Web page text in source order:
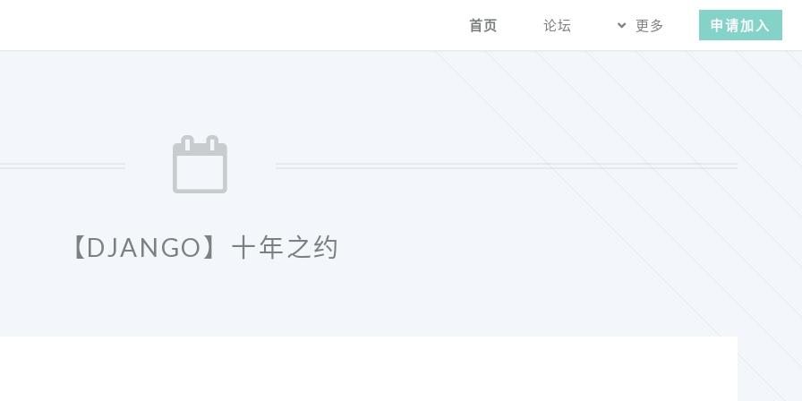
首页 论坛 更多 申请加入
【DJANGO】十年之约